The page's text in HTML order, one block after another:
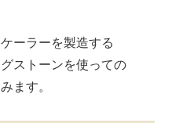
ーラーを製造する
ストーンを使っての
ます。